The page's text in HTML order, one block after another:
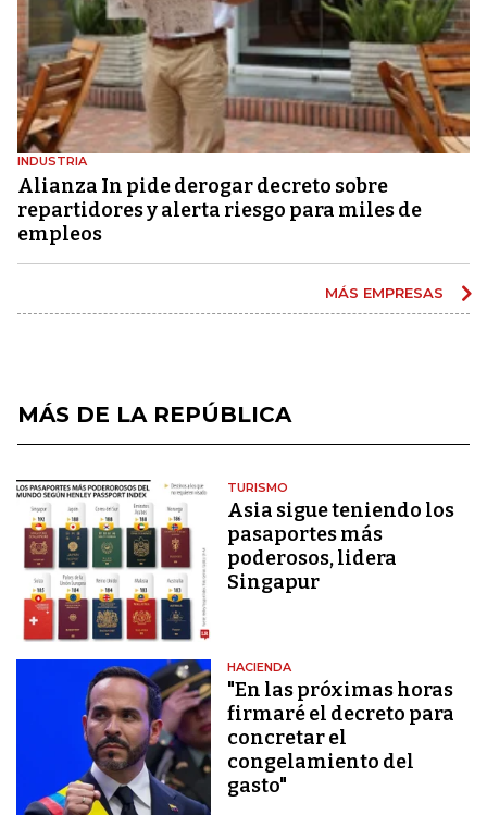
INDUSTRIA
Alianza In pide derogar decreto sobre
repartidores y alerta riesgo para miles de
empleos
MÁS EMPRESAS
MÁS DE LA REPÚBLICA
TURISMO
Asia sigue teniendo los
pasaportes más
poderosos, lidera
Singapur
HACIENDA
"En las próximas horas
firmaré el decreto para
concretar el
congelamiento del
gasto"